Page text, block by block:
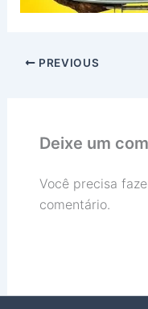
PREVIOUS
Deixe um
Você precisa
comentário.